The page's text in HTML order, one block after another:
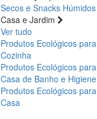
Secos e Snacks Húmidos
Casa e Jardim
Ver tudo
Produtos Ecológicos para
Cozinha
Produtos Ecológicos para
Casa de Banho e Higiene
Produtos Ecológicos para
Casa